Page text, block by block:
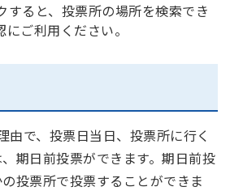
すると、投票所の場所を検索でき
ご利用ください。
由で、投票日当日、投票所に行く
期日前投票ができます。期日前投
投票所で投票することができま